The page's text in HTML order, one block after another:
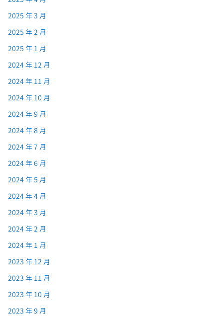
2025 年 3 月
2025 年 2 月
2025 年 1 月
2024 年 12 月
2024 年 11 月
2024 年 10 月
2024 年 9 月
2024 年 8 月
2024 年 7 月
2024 年 6 月
2024 年 5 月
2024 年 4 月
2024 年 3 月
2024 年 2 月
2024 年 1 月
2023 年 12 月
2023 年 11 月
2023 年 10 月
2023 年 9 月